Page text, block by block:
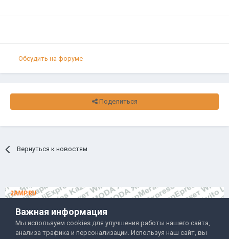
Обсудить на форуме
Поделиться
Вернуться к новостям
Важная информация
Мы используем cookies для улучшения работы нашего сайта,
анализа трафика и персонализации. Используя наш сайт, вы